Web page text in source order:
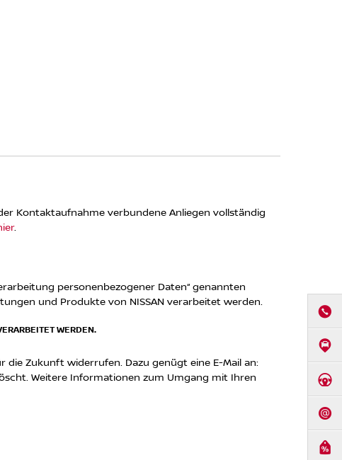
Kontaktaufnahme verbundene Anliegen vollständig
.
personenbezogener Daten“ genannten
und Produkte von NISSAN verarbeitet werden.
WERDEN.
die Zukunft widerrufen. Dazu genügt eine E-Mail an:
Weitere Informationen zum Umgang mit Ihren